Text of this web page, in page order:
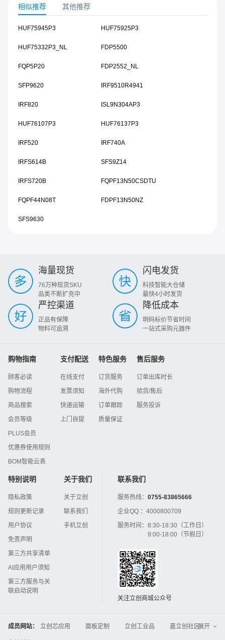
相似推荐 其他推荐
HUF75945P3 HUF75925P3
HUF75332P3_NL FDP5500
FQP5P20 FDP2552_NL
SFP9620 IRF9510R4941
IRF820 ISL9N304AP3
HUF76107P3 HUF76137P3
IRF520 IRF740A
IRFS614B SFS9Z14
IRFS720B FQPF13N50CSDTU
FQPF44N08T FDPF13N50NZ
SFS9630
海量现货
76万种现货SKU
品类不断扩充中
闪电发货
科技智能大仓储
最快4小时发货
严控渠道
正品有保障
物料可追溯
降低成本
明码标价节省时间
一站式采购元器件
购物指南
顾客必读
购物流程
商品搜索
会员等级
PLUS会员
优惠券使用规则
BOM智能云表
支付配送
在线支付
发票须知
快递运输
上门自提
特色服务
订货服务
海外代购
订单跟踪
质量保证
售后服务
订单出库时长
验货/售后
服务投诉
特别说明
隐私政策
规则更新记录
用户协议
免责声明
第三方共享清单
AI应用用户须知
第三方服务与关
联启动说明
关于我们
关于立创
联系我们
手机立创
联系我们
服务热线： 0755-83865666
企业QQ ： 4000800709
服务时间： 8:30-18:30（工作日）
9:00-18:00（节假日）
关注立创商城公众号
成员网站： 立创芯应用 面板定制 立创工业品
嘉立创社区展开